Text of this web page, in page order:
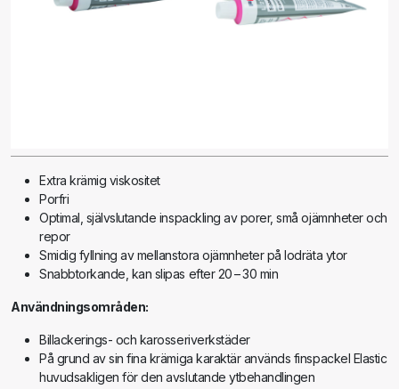
Extra krämig viskositet
Porfri
Optimal, självslutande inspackling av porer, små ojämnheter och
repor
Smidig fyllning av mellanstora ojämnheter på lodräta ytor
Snabbtorkande, kan slipas efter 20 – 30 min
Användningsområden:
Billackerings- och karosseriverkstäder
På grund av sin fina krämiga karaktär används finspackel Elastic
huvudsakligen för den avslutande ytbehandlingen